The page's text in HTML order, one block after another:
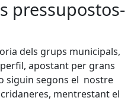
pressupostos-
dels grups municipals,
apostant per grans
siguin segons el nostre
mentrestant el